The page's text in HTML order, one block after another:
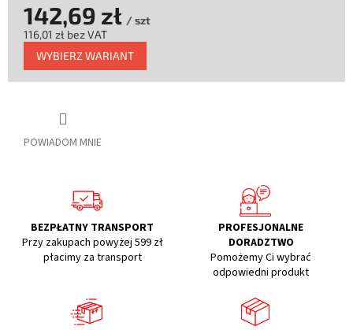
POWIADOM MNIE
142,69 zł / szt
116,01 zł bez VAT
Cena
jednostkowa:
WYBIERZ WARIANT
BEZPŁATNY TRANSPORT
Przy zakupach powyżej 599 zł
płacimy za transport
PROFESJONALNE
DORADZTWO
Pomożemy Ci wybrać
odpowiedni produkt